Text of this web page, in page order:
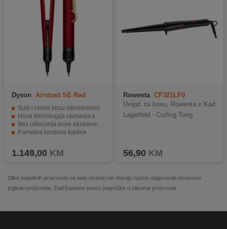
Dyson Airstrait SE Red
Velvet/Gold
Suši i ravna kosu istovremeno
Nova tehnologija ravnanja kose zrakom
Bez oštećenja kose ekstremnom toplinom
Pametna kontrola topline
1.149,00 KM
Rowenta CF321LF0
Uvijač za kosu, Rowenta x Karl
Lagerfeld - Curling Tong
56,90 KM
Slike pojedinih proizvoda na web stranici ne moraju nužno odgovarati stvarnom
izgledu proizvoda. Zadržavamo pravo pogreške u slikama proizvoda.